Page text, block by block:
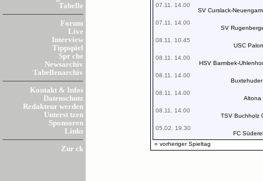
Tabelle
Forum
Live
Interview
Tippspiel
Spr che
Newsarchiv
Tabellenarchiv
Kontakt & Infos
Datenschutz
Redakteur werden
Unterst tzen
Sponsoren
Links
Zur ck
07.11. 14.00
SV Curslack-
07.11. 14.00
SV
08.11. 10.45
USC
08.11. 14.00
HSV Barmbek-
08.11. 14.00
08.11. 14.00
Altona
08.11. 14.00
TSV Buchholz
05.02. 19.30
FC
« vorheriger Spieltag